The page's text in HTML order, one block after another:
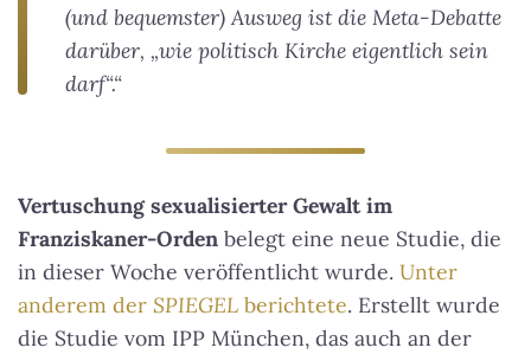
(und bequemster) Ausweg ist die Meta-Debatte
darüber, „wie politisch Kirche eigentlich sein
darf“.“
Vertuschung sexualisierter Gewalt im
Franziskaner-Orden belegt eine neue Studie, die
in dieser Woche veröffentlicht wurde. Unter
anderem der SPIEGEL berichtete. Erstellt wurde
die Studie vom IPP München, das auch an der